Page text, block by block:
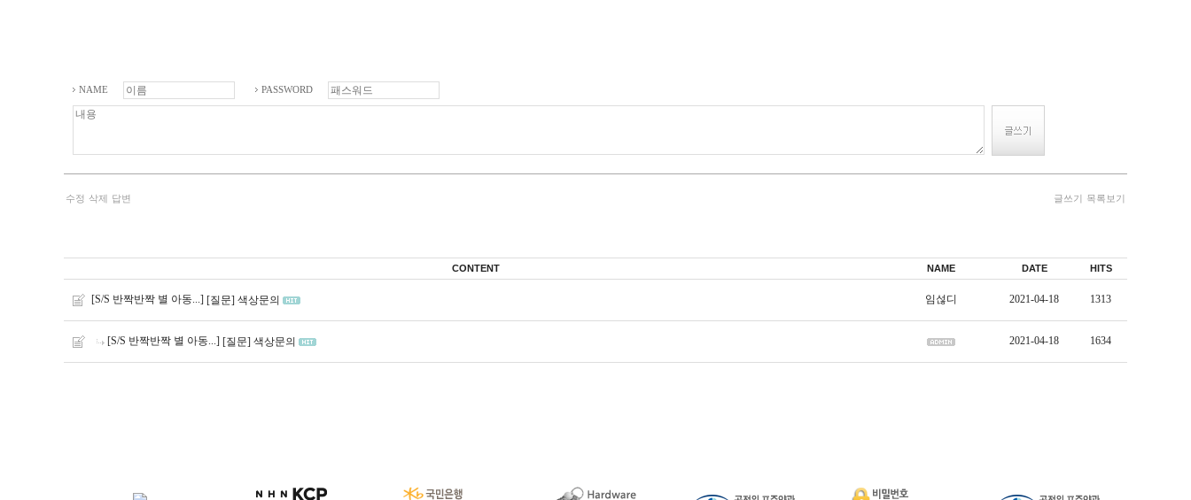
NAME PASSWORD
수정 삭제 답변 글쓰기 목록보기
CONTENT NAME DATE HITS
[S/S 반짝반짝 별 아동...] [질문] 색상문의 임섢디 2021-04-18 1313
[S/S 반짝반짝 별 아동...] [질문] 색상문의 2021-04-18 1634